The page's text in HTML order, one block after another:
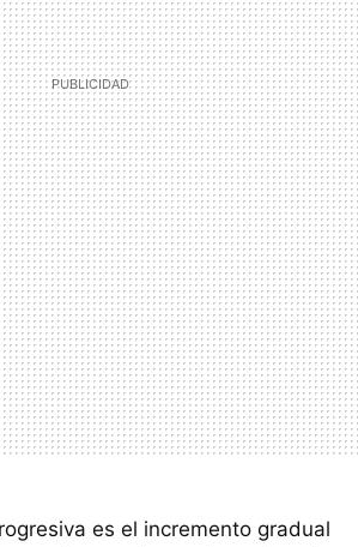
es el incremento gradual